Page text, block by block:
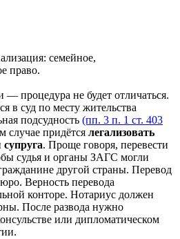
семейное,
право.
— процедура не будет отличаться.
в суд по месту жительства
подсудность (пп. 3 п. 1 ст. 403
случае придётся легализовать
. Проще говоря, перевести
судья и органы ЗАГС могли
другой страны. Перевод
Верность перевода
конторе. Нотариус должен
После развода нужно
или дипломатическом